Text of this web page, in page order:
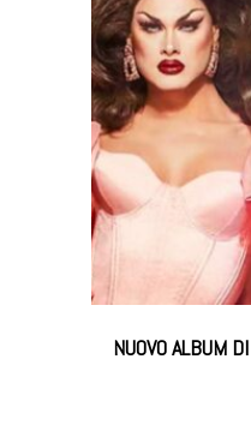
NUOVO ALBUM